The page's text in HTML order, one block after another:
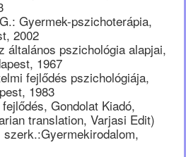
G.: Gyermek-pszichoterápia,
2002
általános pszichológia alapjai,
1967
fejlődés pszichológiája,
1983
Gondolat Kiadó,
translation, Varjasi Edit)
szerk.:Gyermekirodalom,